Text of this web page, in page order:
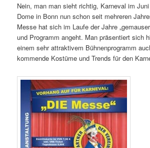
Nein, man man sieht richtig, Karneval im
Dome in Bonn nun schon seit mehreren
Messe hat sich im Laufe der Jahre
und Programm angeht. Man präsentiert sich
einem sehr attraktivem Bühnenprogramm
kommende Kostüme und Trends für den